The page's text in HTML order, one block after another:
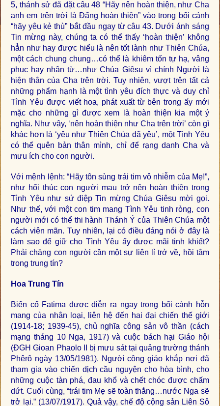
5, thánh sử đã đặt câu 48 “Hãy nên hoàn thiện, như Cha
anh em trên trời là Đấng hoàn thiện” vào trong bối cảnh
“hãy yêu kẻ thù” bắt đầu ngay từ câu 43. Dưới ánh sáng
Tin mừng này, chúng ta có thể thấy ‘hoàn thiện’ không
hẳn như hay được hiểu là nên tốt lành như Thiên Chúa,
một cách chung chung…có thể là khiêm tốn tự hạ, vâng
phục hay nhân từ…như Chúa Giêsu vì chính Người là
hiện thân của Cha trên trời. Tuy nhiên, vượt trên tất cả
những phẩm hạnh là một tình yêu đích thực và duy chỉ
Tình Yêu được viết hoa, phát xuất từ bên trong ấy mới
mặc cho những gì được xem là hoàn thiện kia một ý
nghĩa. Như vậy, ‘nên hoàn thiện như Cha trên trời’ còn gì
khác hơn là ‘yêu như Thiên Chúa đã yêu’, một Tình Yêu
có thể quên bản thân mình, chỉ để rạng danh Cha và
mưu ích cho con người.
Với mệnh lệnh: “Hãy tôn sùng trái tim vô nhiễm của Mẹ!”,
như hối thúc con người mau trở nên hoàn thiện trong
Tình Yêu như sứ điệp Tin mừng Chúa Giêsu mời gọi.
Như thế, với một con tim mang Tình Yêu tinh ròng, con
người mới có thể thi hành Thánh Ý của Thiên Chúa một
cách viên mãn. Tuy nhiên, lại có điều đáng nói ở đây là
làm sao để giữ cho Tình Yêu ấy được mãi tinh khiết?
Phải chăng con người cần một sự liên lỉ trở về, hồi tâm
trong trung tín?
Hoa Trung Tín
Biến cố Fatima được diễn ra ngay trong bối cảnh hỗn
mang của nhân loại, liên hệ đến hai đại chiến thế giới
(1914-18; 1939-45), chủ nghĩa công sản vô thần (cách
mạng tháng 10 Nga, 1917) và cuộc bách hại Giáo hội
(ĐGH Gioan Phaolo II bị mưu sát tại quảng trường thánh
Phêrô ngày 13/05/1981). Người công giáo khắp nơi đã
tham gia vào chiến dịch cầu nguyện cho hòa bình, cho
những cuộc tàn phá, đau khổ và chết chóc được chấm
dứt. Cuối cùng, “trái tim Mẹ sẽ toàn thắng…nước Nga sẽ
trở lại.” (13/07/1917). Quả vậy, chế độ cộng sản Liên Sô